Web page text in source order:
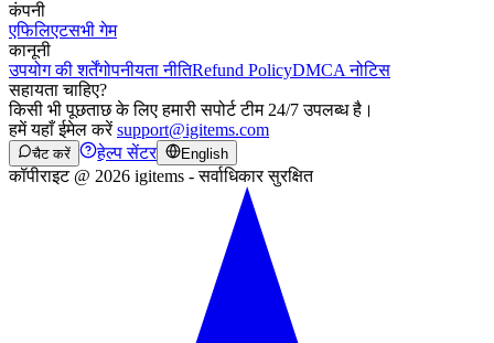
कंपनी
एफिलिएटसभी गेम
कानूनी
उपयोग की शर्तेंगोपनीयता नीतिRefund PolicyDMCA नोटिस
सहायता चाहिए?
किसी भी पूछताछ के लिए हमारी सपोर्ट टीम 24/7 उपलब्ध है।
हमें यहाँ ईमेल करेंsupport@igitems.com
चैट करें हेल्प सेंटर English
कॉपीराइट @ 2026 igitems - सर्वाधिकार सुरक्षित